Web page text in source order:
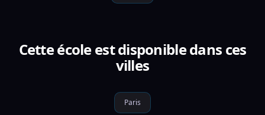
Cette école est disponible dans ces
villes
Paris